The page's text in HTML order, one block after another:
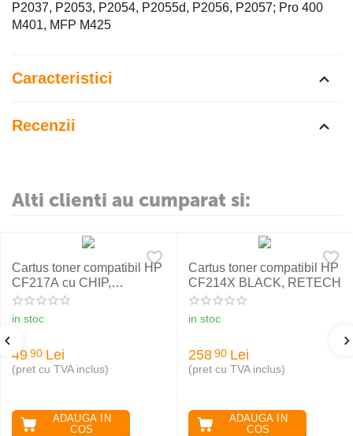
P2037, P2053, P2054, P2055d, P2056, P2057; Pro 400
M401, MFP M425
Caracteristici
Recenzii
Alti clienti au cumparat si:
Cartus toner compatibil HP
CF217A cu CHIP,
RETECH
in stoc
49 90 Lei
(pret cu TVA inclus)
ADAUGA IN
COS
Cartus toner compatibil HP
CF214X BLACK, RETECH
in stoc
258 90 Lei
(pret cu TVA inclus)
ADAUGA IN
COS